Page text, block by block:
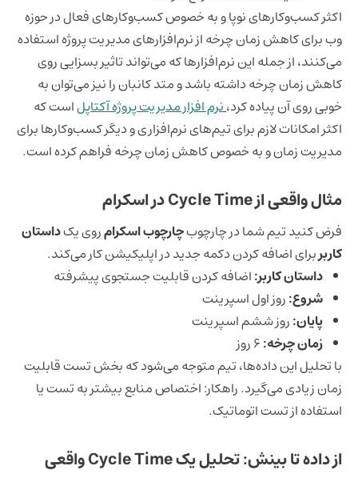
اکثر کسب‌وکارهای نوپا و به خصوص کسب‌وکارهای فعال در حوزه
وب برای کاهش زمان چرخه از نرم‌افزارهای مدیریت پروژه استفاده
می‌کنند، از جمله این نرم‌افزارها که می‌تواند تاثیر بسزایی روی
کاهش زمان چرخه داشته باشد و متد کانبان را نیز می‌توان به
خوبی روی آن پیاده کرد،نرم افزار مدیریت پروژه آکتاپلاست که
اکثر امکانات لازم برای تیم‌های نرم‌افزاری و دیگر کسب‌وکارها برای
مدیریت زمان و به خصوص کاهش زمان چرخه فراهم کرده است.
مثال واقعی از Cycle Time در اسکرام
فرض کنید تیم شما در چارچوبچارچوب اسکرامروی یکداستان
کاربربرای اضافه کردن دکمه جدید در اپلیکیشن کار می‌کند.
داستان کاربر:اضافه کردن قابلیت جستجوی پیشرفته
شروع:روز اول اسپرینت
پایان:روز ششم اسپرینت
زمان چرخه:
با تحلیل این داده‌ها، تیم متوجه می‌شود که بخش تست قابلیت
زمان زیادی می‌گیرد. راهکار: اختصاص منابع بیشتر به تست یا
استفاده از تست اتوماتیک.
از داده تا بینش: تحلیل یک Cycle Time واقعی